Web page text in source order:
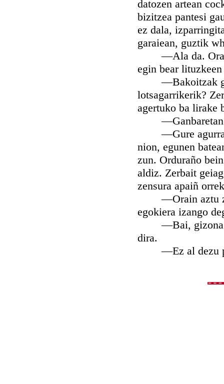
datozen artean
bizitzea pantesi
ez dala,
garaiean, guztik
—Ala da.
egin bear
—Bakoitzak
lotsagarrikerik?
agertuko ba lirake
—Ganbaretan
—Gure agurra
nion, egunen
zun. Orduraño
aldiz. Zerbait
zensura apaiñ
—Orain aztu
egokiera izango
—Bai, gizona;
dira.
—Ez al dezu